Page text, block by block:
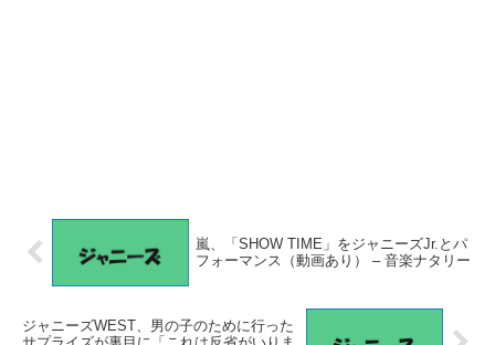
嵐、「SHOW TIME」をジャニーズJr.とパ
フォーマンス（動画あり） – 音楽ナタリー
ジャニーズWEST、男の子のために行った